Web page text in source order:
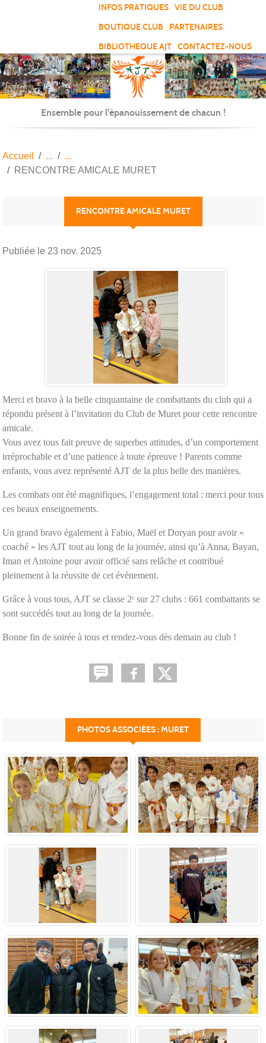
INFOS PRATIQUES
VIE DU CLUB
BOUTIQUE CLUB
PARTENAIRES
BIBLIOTHEQUE AJT
CONTACTEZ-NOUS
Ensemble pour l'épanouissement de chacun !
Accueil
RENCONTRE AMICALE MURET
RENCONTRE AMICALE MURET
Publiée le 23 nov. 2025
Merci et bravo à la belle cinquantaine de combattants du club qui a
répondu présent à l’invitation du Club de Muret pour cette rencontre
amicale.
Vous avez tous fait preuve de superbes attitudes, d’un comportement
irréprochable et d’une patience à toute épreuve ! Parents comme
enfants, vous avez représenté AJT de la plus belle des manières.
Les combats ont été magnifiques, l’engagement total : merci pour tous
ces beaux enseignements.
Un grand bravo également à Fabio, Maël et Doryan pour avoir «
coaché » les AJT tout au long de la journée, ainsi qu’à Anna, Bayan,
Iman et Antoine pour avoir officié sans relâche et contribué
pleinement à la réussite de cet évènement.
Grâce à vous tous, AJT se classe 2ᵉ sur 27 clubs : 661 combattants se
sont succédés tout au long de la journée.
Bonne fin de soirée à tous et rendez-vous dès demain au club !
PHOTOS ASSOCIÉES : MURET
Panneau de gestion des cookies